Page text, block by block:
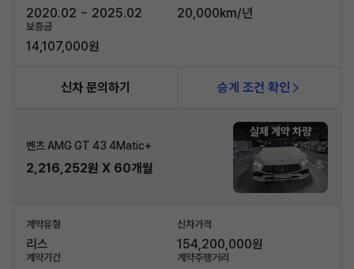
2020.02 ~ 2025.02 20,000km/년
보증금
14,107,000원
신차 문의하기 승계 조건 확인
벤츠 AMG GT 43 4Matic+
2,216,252원 X 60개월
실제 계약 차량
계약유형
리스
신차가격
154,200,000원
계약기간 계약주행거리